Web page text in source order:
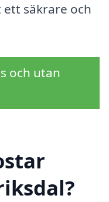
säkrare och
och utan